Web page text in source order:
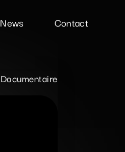
News Contact
Documentaire